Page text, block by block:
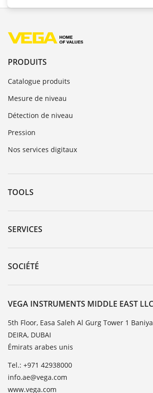
PRODUITS
Catalogue produits
Mesure de niveau
Détection de niveau
Pression
Nos services digitaux
TOOLS
Téléchargements
Recherche par numéro de série
DTM Collection/PACTware
SERVICES
Retour d'appareil
Formations
Liste de compatibilité chimique
TeamViewer
SOCIÉTÉ
À propos de VEGA
Contact
News
Presse
VEGA INSTRUMENTS MIDDLE EAST LLC
5th Floor, Easa Saleh Al Gurg Tower 1
DEIRA, DUBAI
Émirats arabes unis
Tel.: +971 42938000
info.ae@vega.com
www.vega.com